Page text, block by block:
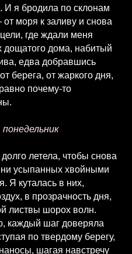
И я бродила по склонам
моря к заливу и снова
где ждали меня
дощатого дома, набитый
едва добравшись
берега, от жаркого дня,
почему-то
летела, чтобы снова
усыпанных хвойными
Я куталась в них,
в прозрачность дня,
листвы шорох волн.
каждый шаг доверяла
по твердому берегу,
шагая навстречу